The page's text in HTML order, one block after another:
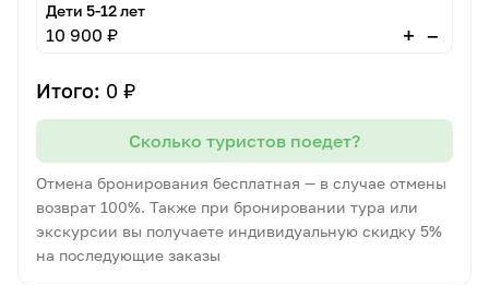
Дети 5-12 лет
10 900 ₽ + –
Итого: 0 ₽
Сколько туристов поедет?
Отмена бронирования бесплатная — в случае отмены
возврат 100%. Также при бронировании тура или
экскурсии вы получаете индивидуальную скидку 5%
на последующие заказы